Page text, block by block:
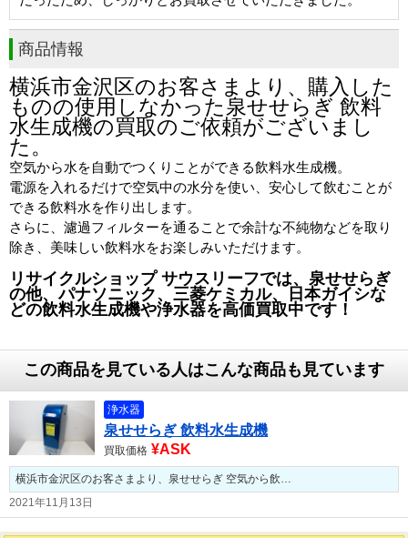
商品情報
横浜市金沢区のお客さまより、購入した
ものの使用しなかった泉せせらぎ 飲料
水生成機の買取のご依頼がございまし
た。
空気から水を自動でつくりことができる飲料水生成機。
電源を入れるだけで空気中の水分を使い、安心して飲むことが
できる飲料水を作り出します。
さらに、濾過フィルターを通ることで余計な不純物などを取り
除き、美味しい飲料水をお楽しみいただけます。
リサイクルショップ サウスリーフでは、泉せせらぎ
の他、パナソニック、三菱ケミカル、日本ガイシな
どの飲料水生成機や浄水器を高価買取中です！
この商品を見ている人はこんな商品も見ています
浄水器
泉せせらぎ 飲料水生成機
買取価格 ¥ASK
横浜市金沢区のお客さまより、泉せせらぎ 空気から飲…
2021年11月13日